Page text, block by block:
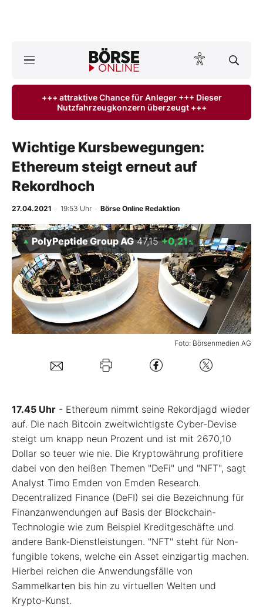
ktuelle Ausgabe BÖRSE ONLINE lesen
Anlageprodukte
Finanz-Check
BO-Musterdepots
Experten
Mein B:O
Mein Konto
Folgen Sie uns
Kontakt
+++ attraktive Chance für Anleger +++ Dieser
Nutzfahrzeugkonzern überzeugt +++
Wichtige Kursbewegungen:
Ethereum steigt erneut auf
Rekordhoch
27.04.2021 · 19:53 Uhr · Börse Online Redaktion
Foto: Börsenmedien AG
PolyPeptide Group AG 47,15 +0,21%
17.45 Uhr - Ethereum nimmt seine Rekordjagd wieder
auf. Die nach Bitcoin zweitwichtigste Cyber-Devise
steigt um knapp neun Prozent und ist mit 2670,10
Dollar so teuer wie nie. Die Kryptowährung profitiere
dabei von den heißen Themen "DeFi" und "NFT", sagt
Analyst Timo Emden von Emden Research.
Decentralized Finance (DeFI) sei die Bezeichnung für
Finanzanwendungen auf Basis der Blockchain-
Technologie wie zum Beispiel Kreditgeschäfte und
andere Bank-Dienstleistungen. "NFT" steht für Non-
fungible tokens, welche ein Asset einzigartig machen.
Hierbei reichen die Anwendungsfälle von
Sammelkarten bis hin zu virtuellen Welten und
Krypto-Kunst.